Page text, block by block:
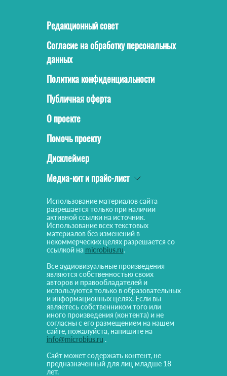
Редакционный совет
Согласие на обработку персональных
данных
Политика конфиденциальности
Публичная оферта
О проекте
Помочь проекту
Дисклеймер
Медиа-кит и прайс-лист
Использование материалов сайта
разрешается только при наличии
активной ссылки на источник.
Использование всех текстовых
материалов без изменений в
некоммерческих целях разрешается со
ссылкой на microbius.ru.
Все аудиовизуальные произведения
являются собственностью своих
авторов и правообладателей и
используются только в образовательных
и информационных целях. Если вы
являетесь собственником того или
иного произведения (контента) и не
согласны с его размещением на нашем
сайте, пожалуйста, напишите на
info@microbius.ru .
Сайт может содержать контент, не
предназначенный для лиц младше 18
лет.